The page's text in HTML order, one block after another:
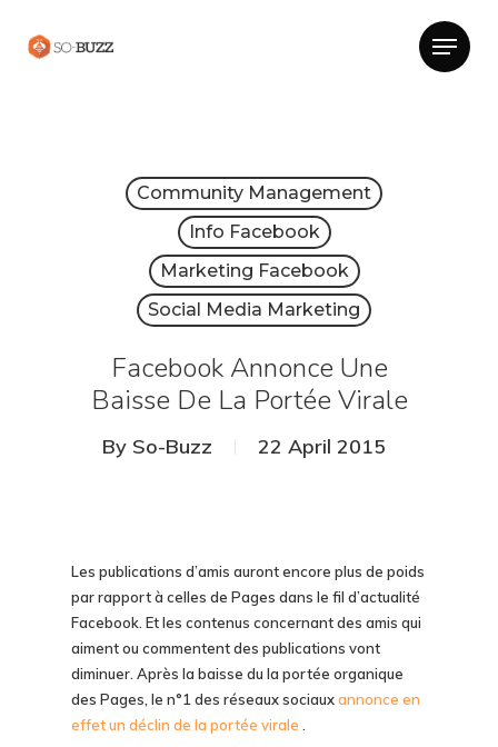
Community Management
Info Facebook
Marketing Facebook
Social Media Marketing
Facebook Annonce Une
Baisse De La Portée Virale
By So-Buzz 22 April 2015
Les publications d’amis auront encore plus de poids
par rapport à celles de Pages dans le fil d’actualité
Facebook. Et les contenus concernant des amis qui
aiment ou commentent des publications vont
diminuer. Après la baisse du la portée organique
des Pages, le n°1 des réseaux sociauxannonce en
effet un déclin de la portée virale